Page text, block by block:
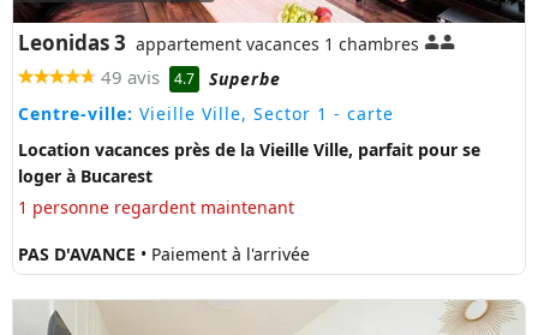
Leonidas 3 appartement vacances 1 chambres
49 avis 4.7
Superbe
Centre-ville: Vieille Ville, Sector 1 - carte
Location vacances près de la Vieille Ville, parfait pour se
loger à Bucarest
1 personne regardent maintenant
PAS D'AVANCE • Paiement à l'arrivée